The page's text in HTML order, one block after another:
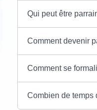
Qui peut être
Comment devenir
Comment se
Combien de temps